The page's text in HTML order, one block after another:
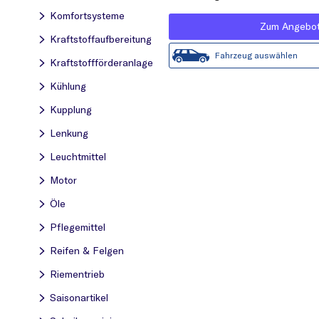
Komfortsysteme
Kraftstoff­aufbereitung
Kraftstoff­förderanlage
Kühlung
Kupplung
Lenkung
Leuchtmittel
Motor
Öle
Pflegemittel
Reifen & Felgen
Riementrieb
Saisonartikel
Zum
Fahrzeug auswählen